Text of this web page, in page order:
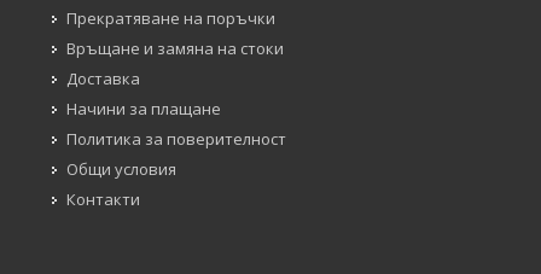
Прекратяване на поръчки
Връщане и замяна на стоки
Доставка
Начини за плащане
Политика за поверителност
Общи условия
Контакти